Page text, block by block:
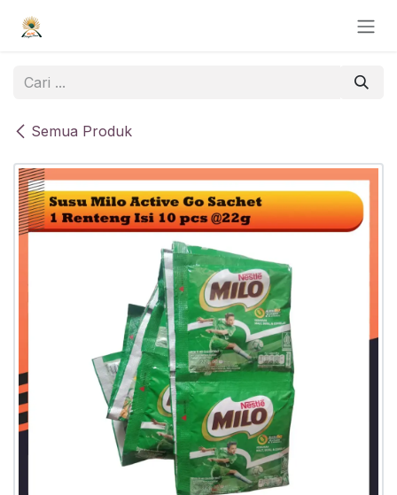
Semua Produk